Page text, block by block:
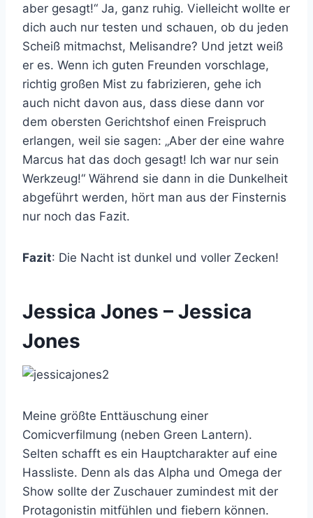
aber gesagt!“ Ja, ganz ruhig. Vielleicht wollte er
dich auch nur testen und schauen, ob du jeden
Scheiß mitmachst, Melisandre? Und jetzt weiß
er es. Wenn ich guten Freunden vorschlage,
richtig großen Mist zu fabrizieren, gehe ich
auch nicht davon aus, dass diese dann vor
dem obersten Gerichtshof einen Freispruch
erlangen, weil sie sagen: „Aber der eine wahre
Marcus hat das doch gesagt! Ich war nur sein
Werkzeug!“ Während sie dann in die Dunkelheit
abgeführt werden, hört man aus der Finsternis
nur noch das Fazit.
Fazit: Die Nacht ist dunkel und voller Zecken!
Jessica Jones – Jessica
Jones
Meine größte Enttäuschung einer
Comicverfilmung (neben Green Lantern).
Selten schafft es ein Hauptcharakter auf eine
Hassliste. Denn als das Alpha und Omega der
Show sollte der Zuschauer zumindest mit der
Protagonistin mitfühlen und fiebern können.